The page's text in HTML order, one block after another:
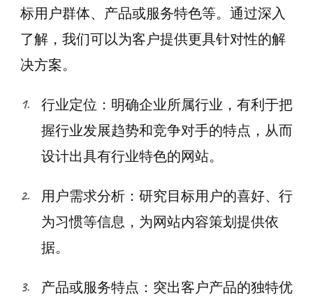
标用户群体、产品或服务特色等。通过深入
了解，我们可以为客户提供更具针对性的解
决方案。
行业定位：明确企业所属行业，有利于把
握行业发展趋势和竞争对手的特点，从而
设计出具有行业特色的网站。
用户需求分析：研究目标用户的喜好、行
为习惯等信息，为网站内容策划提供依
据。
产品或服务特点：突出客户产品的独特优